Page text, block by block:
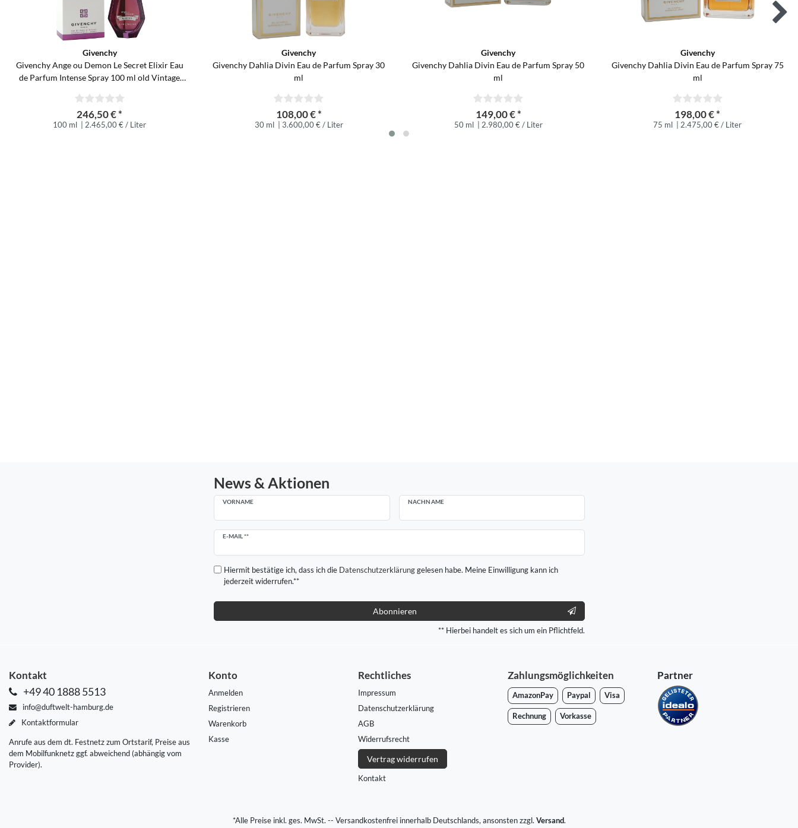
Givenchy
Givenchy Ange ou Demon Le Secret Elixir Eau
de Parfum Intense Spray 100 ml old Vintage
246,50 € *
100 ml | 2.465,00 € / Liter
Givenchy
Givenchy Dahlia Divin Eau de Parfum Spray 30
ml
108,00 € *
30 ml | 3.600,00 € / Liter
Givenchy
Givenchy Dahlia Divin Eau de Parfum Spray 50
ml
149,00 € *
50 ml | 2.980,00 € / Liter
Givenchy
Givenchy Dahlia Divin Eau de Parfum Spray 75
ml
198,00 € *
75 ml | 2.475,00 € / Liter
News & Aktionen
VORNAME NACHNAME
E-MAIL **
Newsletter
Hiermit bestätige ich, dass ich die Daten­schutz­erklärunggelesen habe. Meine Einwilligung kann ich
jederzeit widerrufen.**
Abonnieren
** Hierbei handelt es sich um ein Pflichtfeld.
Kontakt
+49 40 1888 5513
info@duftwelt-hamburg.de
Kontaktformular
Anrufe aus dem dt. Festnetz zum Ortstarif, Preise aus
dem Mobilfunknetz ggf. abweichend (abhängig vom
Provider).
Konto
Anmelden
Registrieren
Warenkorb
Kasse
Rechtliches
Impressum
Daten­schutz­erklärung
AGB
Widerrufs­recht
Vertrag widerrufen
Kontakt
Zahlungsmöglichkeiten
AmazonPay Paypal Visa
Rechnung Vorkasse
Partner
*Alle Preise inkl. ges. MwSt. -- Versandkostenfrei innerhalb Deutschlands, ansonsten zzgl. Versand.